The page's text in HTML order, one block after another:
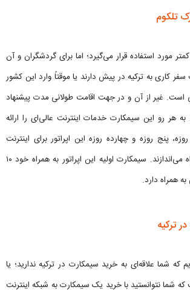
تلکوم
مورد استفاده قرار می‌گیرد؛ اما برای گردشگران و آن
کاری به ترکیه در پیش دارند یا موقتاً وارد این کشور
است. غیر از آن و در جهت اقامت طولانی مدت پیشنهاد
هر رو این سیمکارت خدمات اینترنت عالی‌ای را ارائه
پنج روزه و چهارده روزه این اپراتور برای اینترنت
کارهایتان را به خوبی راه می‌اندازند. سیمکارت اولیه این اپراتور به همراه خود ۱۰
به همراه دارد.
ترکیه
که شما علاقه‌ای به خرید سیمکارت در ترکیه ندارید؛ یا
شما نتوانستید با خرید یک سیمکارت به شبکه اینترنت